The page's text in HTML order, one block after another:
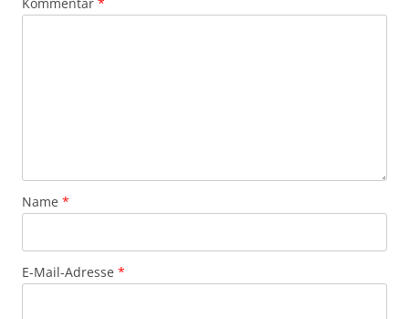
Name *
E-Mail-Adresse *